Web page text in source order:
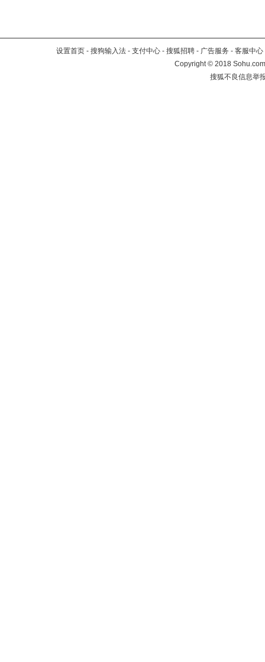
设置首页 - 搜狗输入法 - 支付中心 - 搜狐招聘 - 广告服务 - 客服中心
Copyright©2018
搜狐不良信息举